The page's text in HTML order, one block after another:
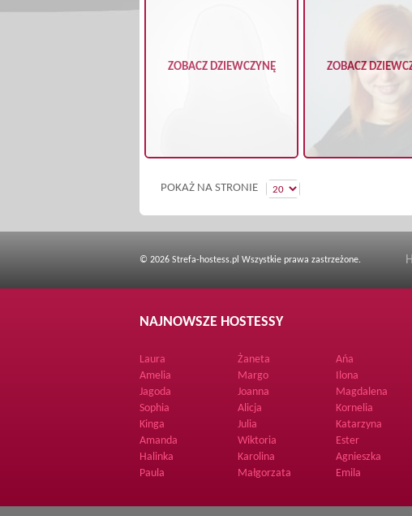
ZOBACZ DZIEWCZYNĘ ZOBACZ
POKAŻ NA STRONIE
© 2026 Strefa-hostess.pl Wszystkie prawa zastrzeżone.
NAJNOWSZE HOSTESSY
Laura Żaneta Ańa
Amelia
Margo Ilona
Jagoda
Joanna Magdalena
Sophia
Alicja Kornelia
Kinga
Julia Katarzyna
Amanda
Wiktoria Ester
Halinka
Karolina Agnieszka
Paula
Małgorzata Emila